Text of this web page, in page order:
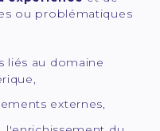
ou problématiques
liés au domaine
externes,